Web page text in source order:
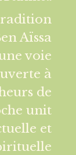
Aïssa
voie
à
de
unit
et